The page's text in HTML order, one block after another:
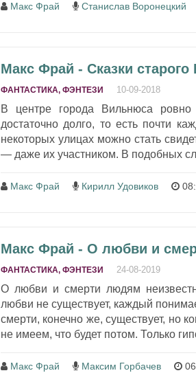
Макс Фрай Станислав Воронецкий
Макс Фрай - Сказки
ФАНТАСТИКА, ФЭНТЕЗИ 10-09-2018
В центре города Вильнюса
достаточно долго, то есть почти
некоторых улицах можно стать
— даже их участником. В подобных
Макс Фрай Кирилл Удовиков
Макс Фрай - О любви и
ФАНТАСТИКА, ФЭНТЕЗИ 24-08-2019
О любви и смерти людям
любви не существует, каждый
смерти, конечно же, существует, но
не имеем, что будет потом. Только
Макс Фрай Максим Горбачев